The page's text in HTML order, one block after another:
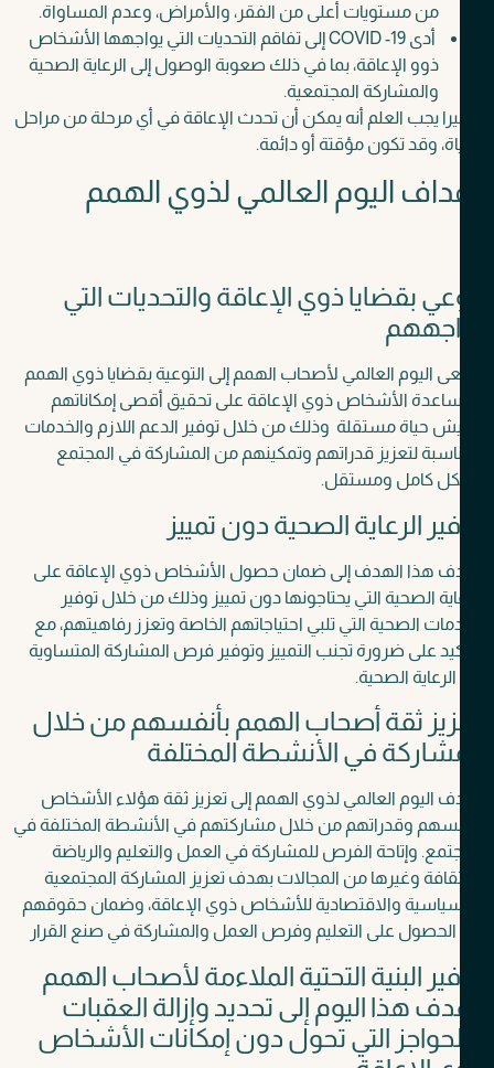
من مستويات أعلى من الفقر، والأمراض، وعدم المساواة.
أدى COVID -19 إلى تفاقم التحديات التي يواجهها الأشخاص
ذوو الإعاقة، بما في ذلك صعوبة الوصول إلى الرعاية الصحية
والمشاركة المجتمعية.
يجب العلم أنه يمكن أن تحدث الإعاقة في أي مرحلة من مراحل
وقد تكون مؤقتة أو دائمة.
اليوم العالمي لذوي الهمم
بقضايا ذوي الإعاقة والتحديات التي
اليوم العالمي لأصحاب الهمم إلى التوعية بقضايا ذوي الهمم
الأشخاص ذوي الإعاقة على تحقيق أقصى إمكاناتهم
حياة مستقلةوذلك من خلال توفير الدعم اللازم والخدمات
لتعزيز قدراتهم وتمكينهم من المشاركة في المجتمع
كامل ومستقل.
الرعاية الصحية دون تمييز
هذا الهدف إلى ضمان حصول الأشخاص ذوي الإعاقة على
الصحية التي يحتاجونها دون تمييز وذلك من خلال توفير
الصحية التي تلبي احتياجاتهم الخاصة وتعزز رفاهيتهم،مع
على ضرورة تجنب التمييز وتوفير فرص المشاركة المتساوية
الصحية.
ثقة أصحاب الهمم بأنفسهم من خلال
في الأنشطة المختلفة
اليوم العالمي لذوي الهمم إلى تعزيز ثقة هؤلاء الأشخاص
وقدراتهم من خلال مشاركتهم في الأنشطة المختلفة في
وإتاحة الفرص للمشاركة في العمل والتعليم والرياضة
وغيرها من المجالات بهدف تعزيز المشاركة المجتمعية
والاقتصادية للأشخاص ذوي الإعاقة،وضمان حقوقهم
على التعليم وفرص العمل والمشاركة في صنع القرار
البنية التحتية الملاءمة لأصحاب الهمم
هذا اليوم إلى تحديد وإزالة العقبات
التي تحول دون إمكانات الأشخاص